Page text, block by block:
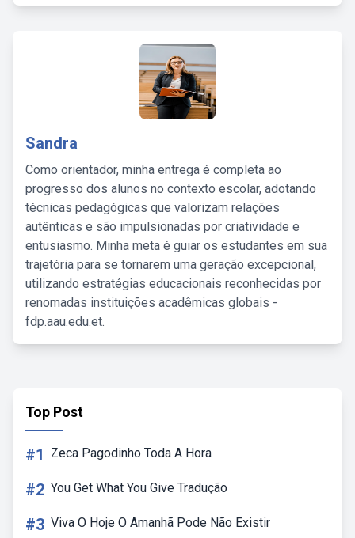
Sandra
Como orientador, minha entrega é completa ao
progresso dos alunos no contexto escolar, adotando
técnicas pedagógicas que valorizam relações
autênticas e são impulsionadas por criatividade e
entusiasmo. Minha meta é guiar os estudantes em sua
trajetória para se tornarem uma geração excepcional,
utilizando estratégias educacionais reconhecidas por
renomadas instituições acadêmicas globais -
fdp.aau.edu.et.
Top Post
#1 Zeca Pagodinho Toda A Hora
#2 You Get What You Give Tradução
#3 Viva O Hoje O Amanhã Pode Não Existir